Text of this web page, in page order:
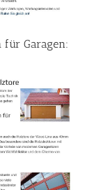
für Garagen: